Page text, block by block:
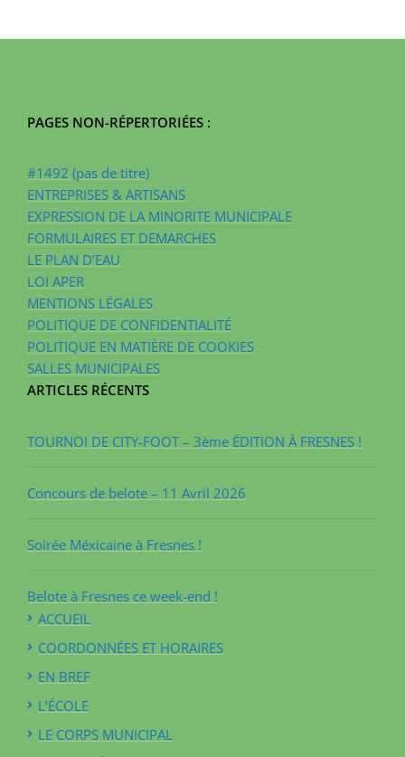
PAGES NON-RÉPERTORIÉES :
#1492 (pas de titre)
ENTREPRISES & ARTISANS
EXPRESSION DE LA MINORITE MUNICIPALE
FORMULAIRES ET DEMARCHES
LE PLAN D’EAU
LOI APER
MENTIONS LÉGALES
POLITIQUE DE CONFIDENTIALITÉ
POLITIQUE EN MATIÈRE DE COOKIES
SALLES MUNICIPALES
ARTICLES RÉCENTS
TOURNOI DE CITY-FOOT – 3ème ÉDITION À FRESNES !
Concours de belote – 11 Avril 2026
Soirée Méxicaine à Fresnes !
Belote à Fresnes ce week-end !
ACCUEIL
COORDONNÉES ET HORAIRES
EN BREF
L’ÉCOLE
LE CORPS MUNICIPAL